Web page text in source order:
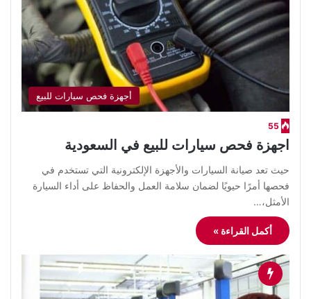
أجهزة فحص سيارات للبيع
55
اجهزة فحص سيارات للبيع في السعودية
حيث تعد صيانة السيارات والأجهزة الإلكترونية التي تستخدم في
فحصها أمرًا حيويًا لضمان سلامة العمل والحفاظ على أداء السيارة
الأمثل،…
أكمل القراءة »